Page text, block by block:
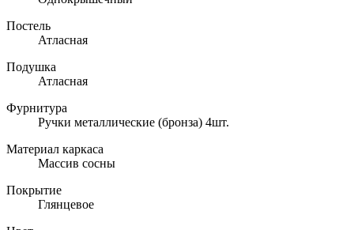
Постель
Атласная
Подушка
Атласная
Фурнитура
Ручки металлические (бронза) 4шт.
Материал каркаса
Массив сосны
Покрытие
Глянцевое